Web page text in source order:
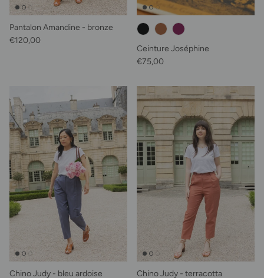
Pantalon Amandine - bronze
Prix habituel
€120,00
Ceinture Joséphine
Prix habituel
€75,00
Chino Judy - bleu ardoise Chino Judy - terracotta